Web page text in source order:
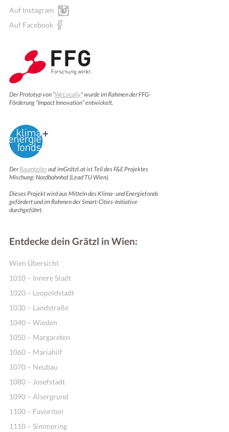
Auf Instagram
Auf Facebook
Der Prototyp von “WeLocally” wurde im Rahmen der FFG-
Förderung “Impact Innovation” entwickelt.
DerRaumteilerauf imGrätzl.at ist Teil des F&E Projektes
Mischung: Nordbahnhof (Lead TU Wien).
Dieses Projekt wird aus Mitteln des Klima- und Energiefonds
gefördert und im Rahmen der Smart-Cities-Initiative
durchgeführt.
Entdecke dein Grätzl in Wien:
Wien Übersicht
1010 – Innere Stadt
1020 – Leopoldstadt
1030 – Landstraße
1040 – Wieden
1050 – Margareten
1060 – Mariahilf
1070 – Neubau
1080 – Josefstadt
1090 – Alsergrund
1100 – Favoriten
1110 – Simmering